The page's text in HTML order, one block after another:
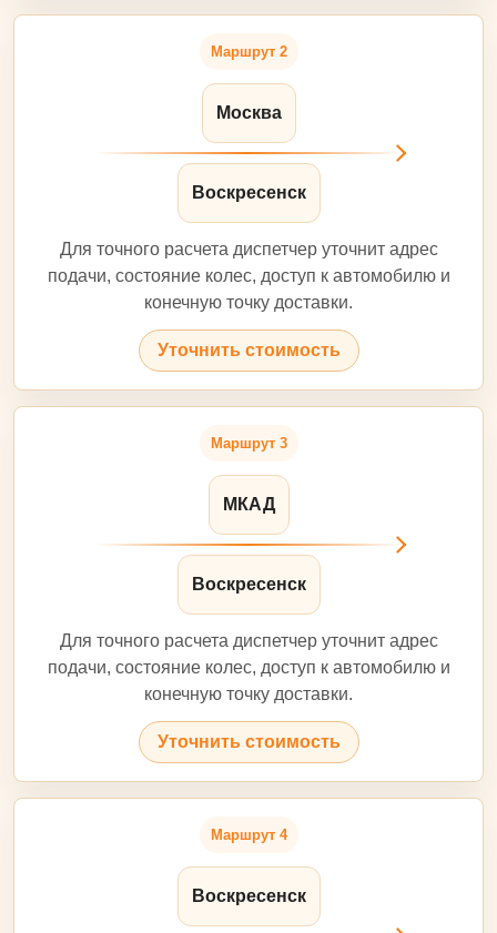
Маршрут 2
Москва
Воскресенск
Для точного расчета диспетчер уточнит адрес
подачи, состояние колес, доступ к автомобилю и
конечную точку доставки.
Уточнить стоимость
Маршрут 3
МКАД
Воскресенск
Для точного расчета диспетчер уточнит адрес
подачи, состояние колес, доступ к автомобилю и
конечную точку доставки.
Уточнить стоимость
Маршрут 4
Воскресенск